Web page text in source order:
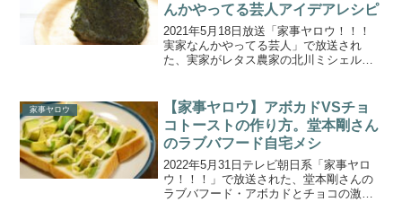
んかやってる芸人アイデアレシピ
2021年5月18日放送「家事ヤロウ！！！
実家なんかやってる芸人」で放送され
た、実家がレタス農家の北川ミシェルさ
なんかやってる芸人に、実家がレタス農
家の北風ミシェルさん...
家事ヤロウ
【家事ヤロウ】アボカドVSチョ
コトーストの作り方。堂本剛さん
のラブバフード自宅メシ
2022年5月31日テレビ朝日系「家事ヤロ
ウ！！！」で放送された、堂本剛さんの
ラブバフード・アボカドとチョコの激う